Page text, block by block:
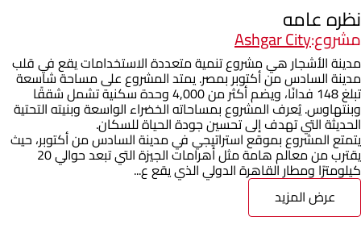
نظره عامه
مشروع:Ashgar City
مدينة الأشجار هي مشروع تنمية متعددة الاستخدامات يقع في قلب
مدينة السادس من أكتوبر بمصر. يمتد المشروع على مساحة شاسعة
تبلغ 148 فدانًا، ويضم أكثر من 4,000 وحدة سكنية تشمل شققًا
وبنتهاوس. يُعرف المشروع بمساحاته الخضراء الواسعة وبنيته التحتية
الحديثة التي تهدف إلى تحسين جودة الحياة للسكان.
يتمتع المشروع بموقع استراتيجي في مدينة السادس من أكتوبر، حيث
يقترب من معالم هامة مثل أهرامات الجيزة التي تبعد حوالي 20
كيلومترًا ومطار القاهرة الدولي الذي يقع ع...
عرض المزيد